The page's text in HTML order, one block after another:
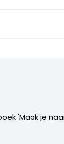
'Maak je